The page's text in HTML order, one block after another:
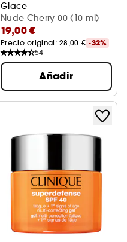
Glace
Aceite de labios
Nude Cherry 00 (10 ml)
19,00 €
Precio original: 28,00 € -32%
54
Añadir